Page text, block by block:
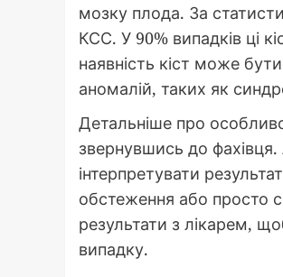
мозку плода. За
КСС. У 90% випадків ці
наявність кіст може
аномалій, таких як
Детальніше про
звернувшись до
інтерпретувати
обстеження або просто
результати з лікарем,
випадку.